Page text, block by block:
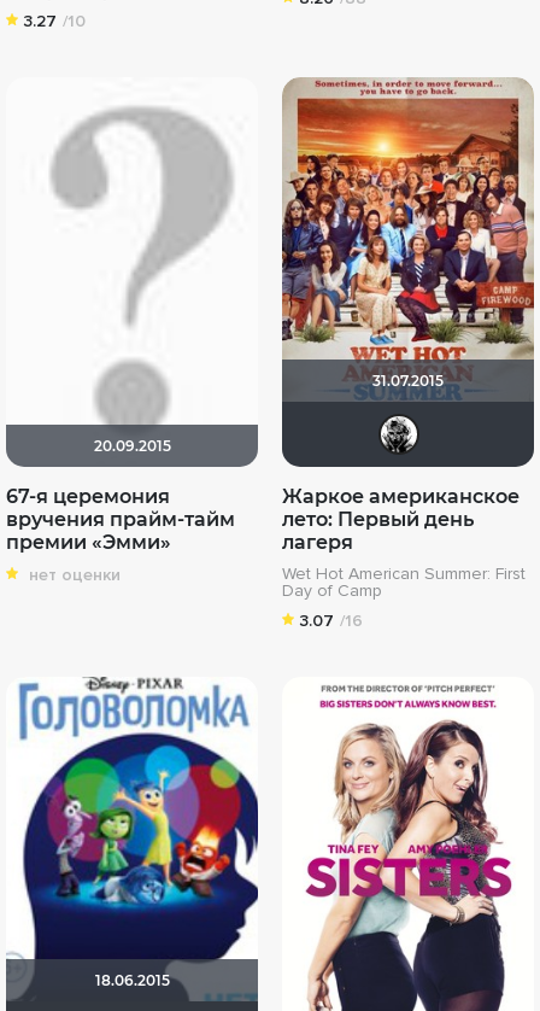
3.27 /10
20.09.2015
67-я церемония
вручения прайм-тайм
премии «Эмми»
нет оценки
31.07.2015
Жаркое американское
лето: Первый день
лагеря
Wet Hot American Summer: First
Day of Camp
3.07 /16
18.06.2015